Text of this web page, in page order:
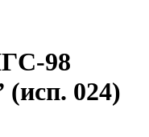
98
024)